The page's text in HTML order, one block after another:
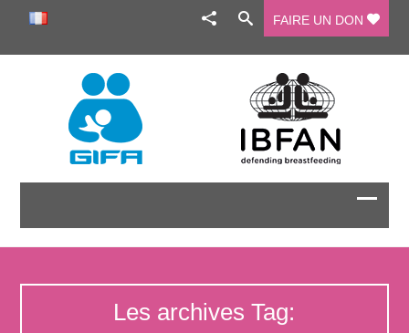
FAIRE UN DON
Les archives Tag: